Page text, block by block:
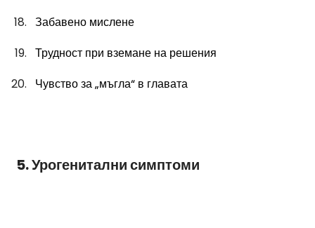
Забавено мислене
Трудност при вземане на решения
Чувство за „мъгла“ в главата
5. Урогенитални симптоми